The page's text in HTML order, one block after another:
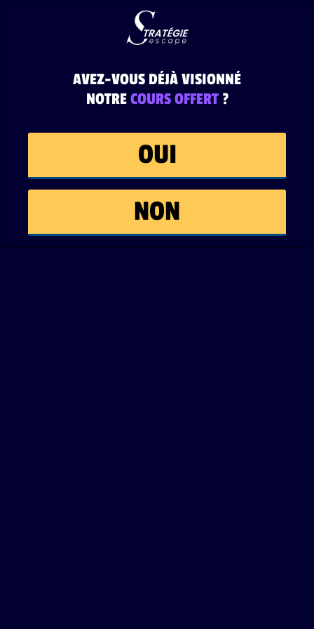
AVEZ-VOUS DÉJÀ VISIONNÉ
NOTRECOURS OFFERT?
OUI
NON